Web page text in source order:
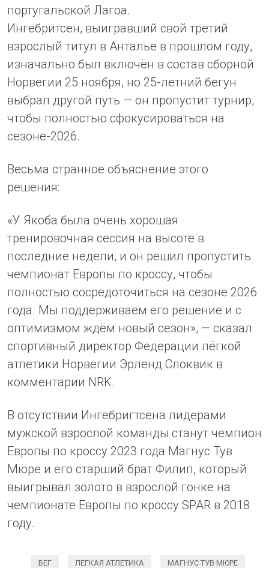
португальской Лагоа.
Ингебритсен, выигравший свой третий
взрослый титул в Анталье в прошлом году,
изначально был включён в состав сборной
Норвегии 25 ноября, но 25-летний бегун
выбрал другой путь — он пропустит турнир,
чтобы полностью сфокусироваться на
сезоне-2026.
Весьма странное объяснение этого
решения:
«У Якоба была очень хорошая
тренировочная сессия на высоте в
последние недели, и он решил пропустить
чемпионат Европы по кроссу, чтобы
полностью сосредоточиться на сезоне 2026
года. Мы поддерживаем его решение и с
оптимизмом ждём новый сезон», — сказал
спортивный директор Федерации лёгкой
атлетики Норвегии Эрленд Слоквик в
комментарии NRK.
В отсутствии Ингебригтсена лидерами
мужской взрослой команды станут чемпион
Европы по кроссу 2023 года Магнус Тув
Мюре и его старший брат Филип, который
выигрывал золото в взрослой гонке на
чемпионате Европы по кроссу SPAR в 2018
году.
БЕГ ЛЕГКАЯ АТЛЕТИКА МАГНУС ТУВ МЮРЕ